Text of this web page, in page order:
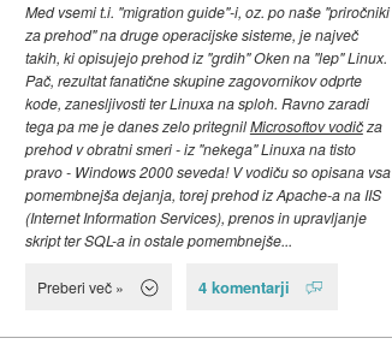
Med vsemi t.i. "migration guide"-i, oz. po naše "priročniki
za prehod" na druge operacijske sisteme, je največ
takih, ki opisujejo prehod iz "grdih" Oken na "lep" Linux.
Pač, rezultat fanatične skupine zagovornikov odprte
kode, zanesljivosti ter Linuxa na sploh. Ravno zaradi
tega pa me je danes zelo pritegnilMicrosoftov vodičza
prehod v obratni smeri - iz "nekega" Linuxa na tisto
pravo - Windows 2000 seveda! V vodiču so opisana vsa
pomembnejša dejanja, torej prehod iz Apache-a na IIS
(Internet Information Services), prenos in upravljanje
skript ter SQL-a in ostale pomembnejše...
Preberi več » 4 komentarji